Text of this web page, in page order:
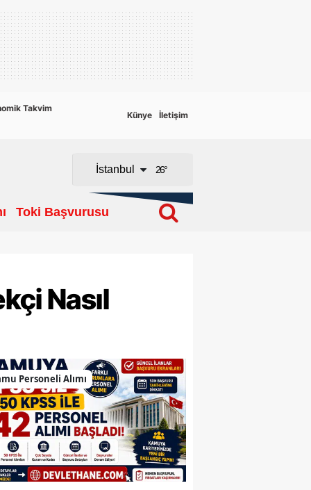
Takvim
Künye İletişim
İstanbul
Adana
Adıyaman
Bitlis
Bolu
Burdur
Bursa
26°
Toki Başvurusu
Nasıl
Personeli Alımı